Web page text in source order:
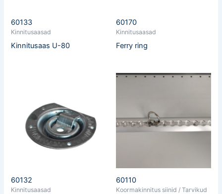
60133
Kinnitusaasad
Kinnitusaas U-80
60170
Kinnitusaasad
Ferry ring
60132
Kinnitusaasad
60110
Koormakinnitus siinid / Tarvikud